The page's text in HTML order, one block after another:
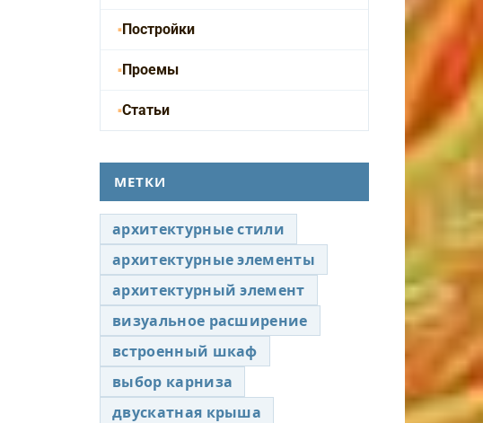
Постройки
Проемы
Статьи
МЕТКИ
архитектурные стили
архитектурные элементы
архитектурный элемент
визуальное расширение
встроенный шкаф
выбор карниза
двускатная крыша